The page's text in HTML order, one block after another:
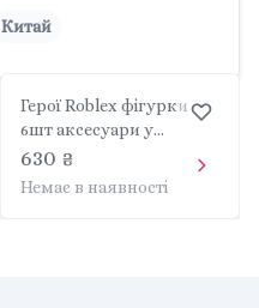
Китай
Герої Roblex фігурки
6шт аксесуари у
коробці 25*20*5cм
183417 Китай
630 ₴
Немає в наявності